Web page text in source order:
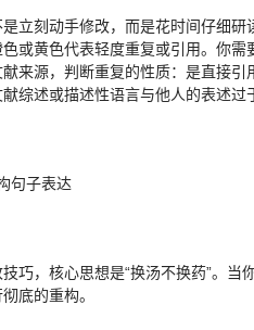
立刻动手修改，而是花时间仔细研
或黄色代表轻度重复或引用。你
来源，判断重复的性质：是直接
综述或描述性语言与他人的表述过
句子表达
巧，核心思想是“换汤不换药”。
底的重构。